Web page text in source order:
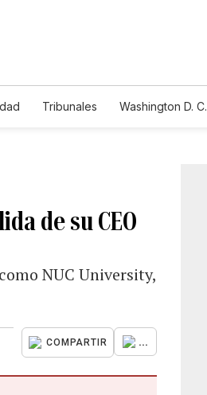
Tribunales Washington D. C.
de su CEO
NUC University,
COMPARTIR ...